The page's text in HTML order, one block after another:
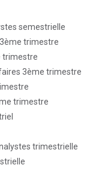
semestrielle
trimestre
trimestre
3ème trimestre
trimestre
trimestrielle